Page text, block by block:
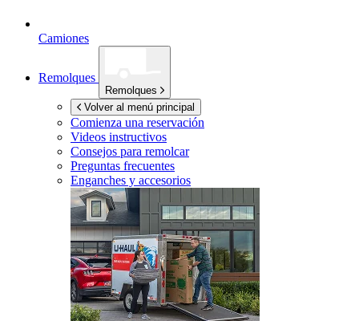
Camiones
Remolques
Remolques
Volver al menú principal
Comienza una reservación
Videos instructivos
Consejos para remolcar
Preguntas frecuentes
Enganches y accesorios